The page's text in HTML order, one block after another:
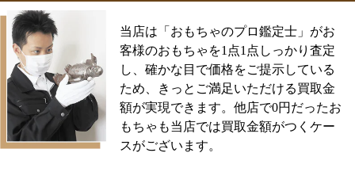
当店は「おもちゃのプロ鑑定士」がお
客様のおもちゃを1点1点しっかり査定
し、確かな目で価格をご提示している
ため、きっとご満足いただける買取金
額が実現できます。他店で0円だったお
もちゃも当店では買取金額がつくケー
スがございます。